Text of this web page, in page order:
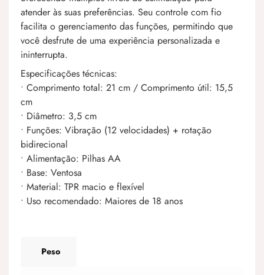
atender às suas preferências. Seu controle com fio
facilita o gerenciamento das funções, permitindo que
você desfrute de uma experiência personalizada e
ininterrupta.
Especificações técnicas:
• Comprimento total: 21 cm / Comprimento útil: 15,5
cm
• Diâmetro: 3,5 cm
• Funções: Vibração (12 velocidades) + rotação
bidirecional
• Alimentação: Pilhas AA
• Base: Ventosa
• Material: TPR macio e flexível
• Uso recomendado: Maiores de 18 anos
Peso